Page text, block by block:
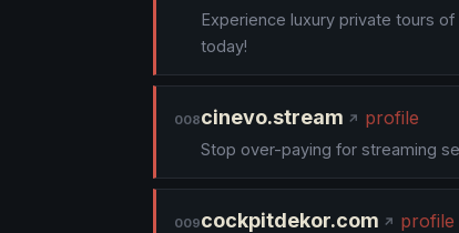
Experience luxury private tours
today!
008cinevo.stream profile
Stop over-paying for streaming
009cockpitdekor.com profile